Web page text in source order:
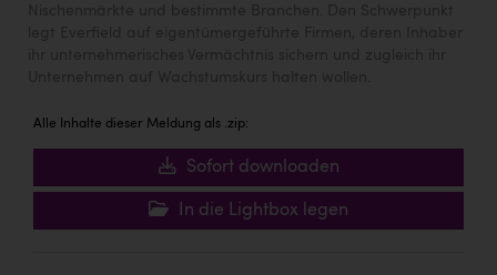
Alle Inhalte dieser Meldung als .zip:
Sofort downloaden
In die Lightbox legen